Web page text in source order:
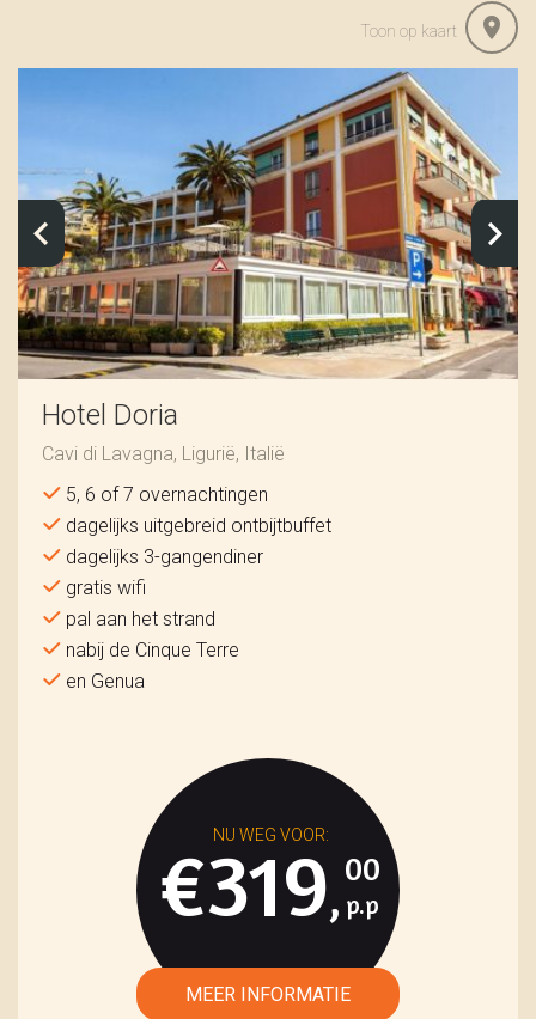
Toon op kaart
Hotel Doria
Cavi di Lavagna, Ligurië, Italië
5, 6 of 7 overnachtingen
dagelijks uitgebreid ontbijtbuffet
dagelijks 3-gangendiner
gratis wifi
pal aan het strand
nabij de Cinque Terre
en Genua
€319,
00